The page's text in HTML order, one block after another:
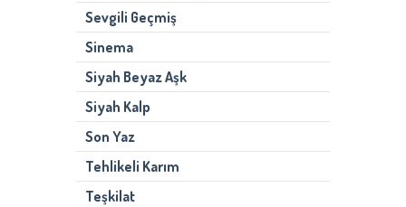
Sevgili Geçmiş
Sinema
Siyah Beyaz Aşk
Siyah Kalp
Son Yaz
Tehlikeli Karım
Teşkilat